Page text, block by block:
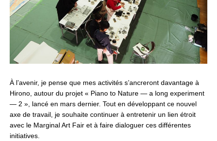
À l’avenir, je pense que mes activités s’ancreront davantage à
Hirono, autour du projet « Piano to Nature — a long experiment
— 2 », lancé en mars dernier. Tout en développant ce nouvel
axe de travail, je souhaite continuer à entretenir un lien étroit
avec le Marginal Art Fair et à faire dialoguer ces différentes
initiatives.